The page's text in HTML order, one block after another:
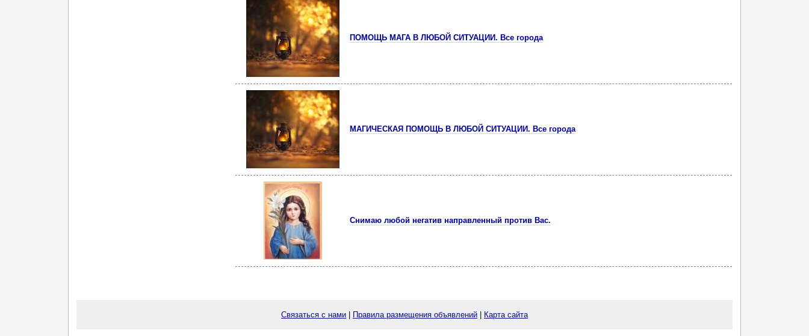
ПОМОЩЬ МАГА В ЛЮБОЙ СИТУАЦИИ. Все города
МАГИЧЕСКАЯ ПОМОЩЬ В ЛЮБОЙ СИТУАЦИИ. Все города
Снимаю любой негатив направленный против Вас.
Связаться с нами Правила размещения объявлений Карта сайта